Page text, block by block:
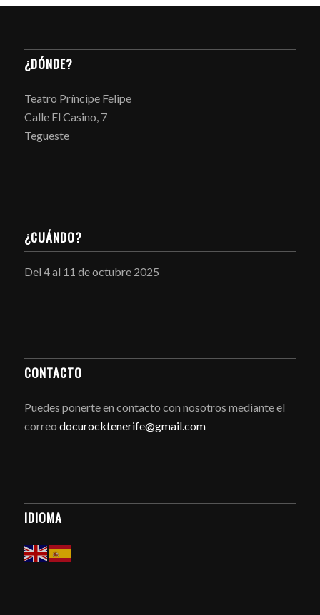
¿DÓNDE?
Teatro Príncipe Felipe
Calle El Casino, 7
Tegueste
¿CUÁNDO?
Del 4 al 11 de octubre 2025
CONTACTO
Puedes ponerte en contacto con nosotros mediante el
correo docurocktenerife@gmail.com
IDIOMA